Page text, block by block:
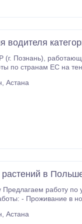
водителя
грузоперевозок с
Астана
растений в
Астана